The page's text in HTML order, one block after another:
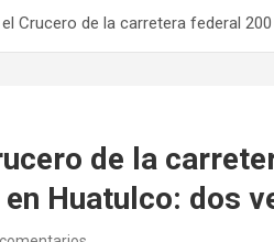
Crucero de la carretera federal
de la
en Huatulco: dos